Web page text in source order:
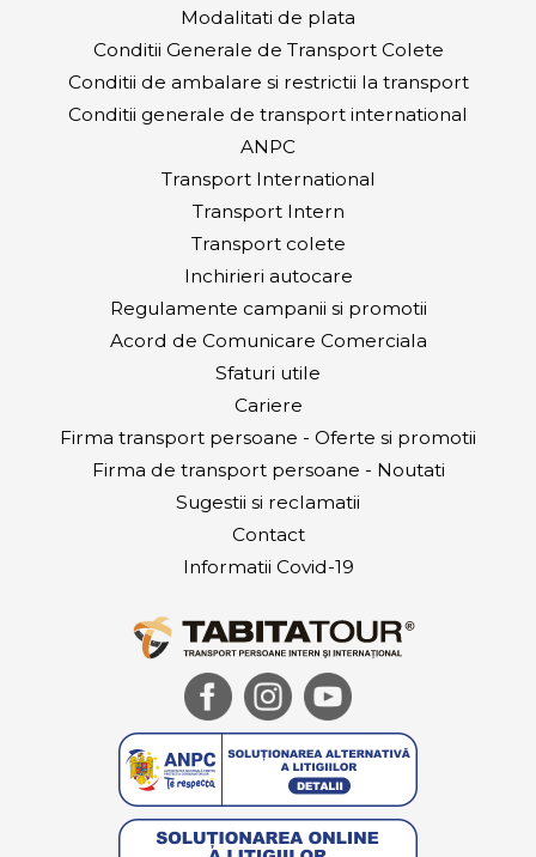
Modalitati de plata
Conditii Generale de Transport Colete
Conditii de ambalare si restrictii la transport
Conditii generale de transport international
ANPC
Transport International
Transport Intern
Transport colete
Inchirieri autocare
Regulamente campanii si promotii
Acord de Comunicare Comerciala
Sfaturi utile
Cariere
Firma transport persoane - Oferte si promotii
Firma de transport persoane - Noutati
Sugestii si reclamatii
Contact
Informatii Covid-19